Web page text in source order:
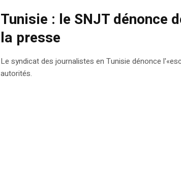
Tunisie : le SNJT dénonce
la presse
Le syndicat des journalistes en Tunisie dénonce
autorités.